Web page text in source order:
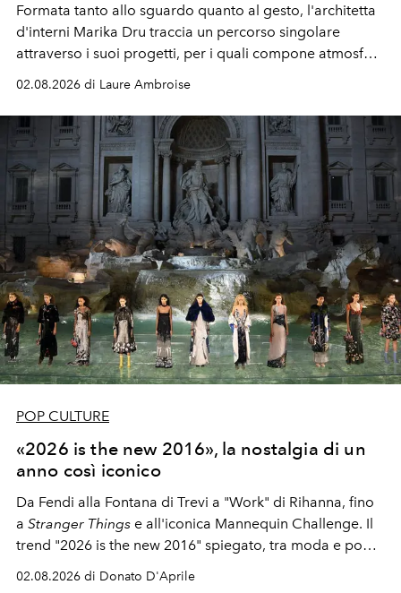
Formata tanto allo sguardo quanto al gesto, l'architetta
d'interni Marika Dru traccia un percorso singolare
attraverso i suoi progetti, per i quali compone atmosfere
diventa una forma di evidenza.
02.08.2026 di Laure Ambroise
POP CULTURE
«2026 is the new 2016», la nostalgia di un
anno così iconico
Da Fendi alla Fontana di Trevi a "Work" di Rihanna, fino
a Stranger Things e all'iconica Mannequin Challenge. Il
trend "2026 is the new 2016" spiegato, tra moda e pop
02.08.2026 di Donato D'Aprile